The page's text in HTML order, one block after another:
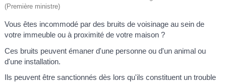
(Première ministre)
Vous êtes incommodé par des bruits de voisinage au sein de
votre immeuble ou à proximité de votre maison ?
Ces bruits peuvent émaner d'une personne ou d'un animal ou
d'une installation.
Ils peuvent être sanctionnés dès lors qu'ils constituent un trouble